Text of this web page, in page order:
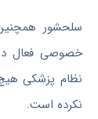
سلحشور
خصوصی فعال
نظام پزشکی
نکرده است.